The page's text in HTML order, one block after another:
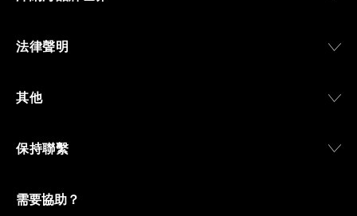
法律聲明
其他
保持聯繫
需要協助？